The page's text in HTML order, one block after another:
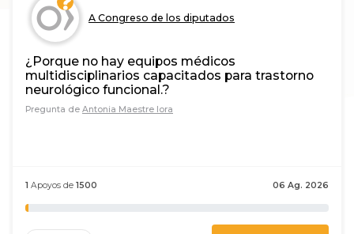
A Congreso de los diputados
¿Porque no hay equipos médicos
multidisciplinarios capacitados para trastorno
neurológico funcional.?
Pregunta de Antonia Maestre lora
06 Ag. 2026
1 Apoyos de 1500